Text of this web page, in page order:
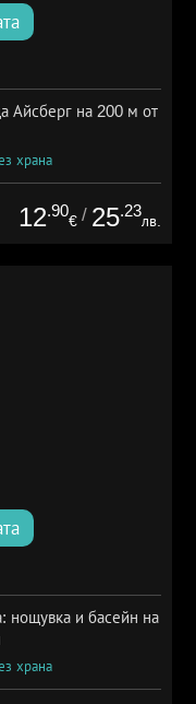
Айсберг на 200 м от
храна
12.90
€ / 25.23
лв.
нощувка и басейн на
храна